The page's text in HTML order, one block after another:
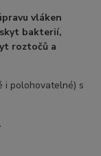
vláken
bakterií,
roztočů a
i polohovatelné) s